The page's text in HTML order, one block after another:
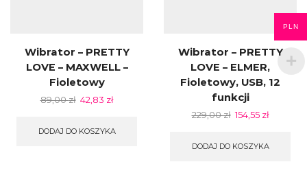
Wibrator – PRETTY
LOVE – MAXWELL –
Fioletowy
89,00zł 42,83 zł
DODAJ DO KOSZYKA
Wibrator – PRETTY
LOVE – ELMER,
Fioletowy, USB, 12
funkcji
229,00zł 154,55 zł
DODAJ DO KOSZYKA
PLN